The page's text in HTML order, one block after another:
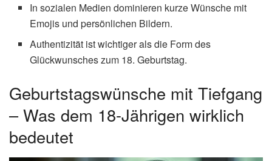
In sozialen Medien dominieren kurze Wünsche mit
Emojis und persönlichen Bildern.
Authentizität ist wichtiger als die Form des
Glückwunsches zum 18. Geburtstag.
Geburtstagswünsche mit Tiefgang
– Was dem 18-Jährigen wirklich
bedeutet